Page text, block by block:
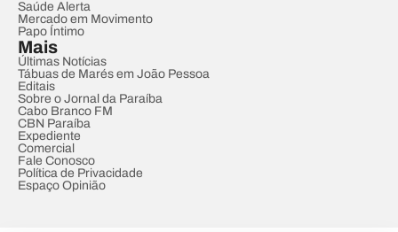
Saúde Alerta
Mercado em Movimento
Papo Íntimo
Mais
Últimas Notícias
Tábuas de Marés em João Pessoa
Editais
Sobre o Jornal da Paraíba
Cabo Branco FM
CBN Paraíba
Expediente
Comercial
Fale Conosco
Política de Privacidade
Espaço Opinião